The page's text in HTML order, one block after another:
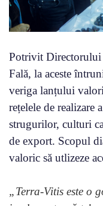
Potrivit
Fală, la aceste
veriga lanțului
rețelele de realizare
strugurilor, culturi
de export. Scopul
valoric să utlizeze
„Terra-Vitis este o